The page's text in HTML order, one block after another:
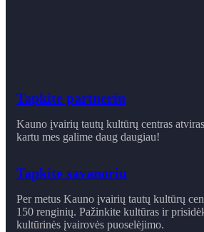
Tapkite partneriu
Kauno įvairių tautų kultūrų centras
kartu mes galime daug daugiau!
Tapkite savanoriu
Per metus Kauno įvairių tautų kultūrų
150 renginių. Pažinkite kultūras ir
kultūrinės įvairovės puoselėjimo.